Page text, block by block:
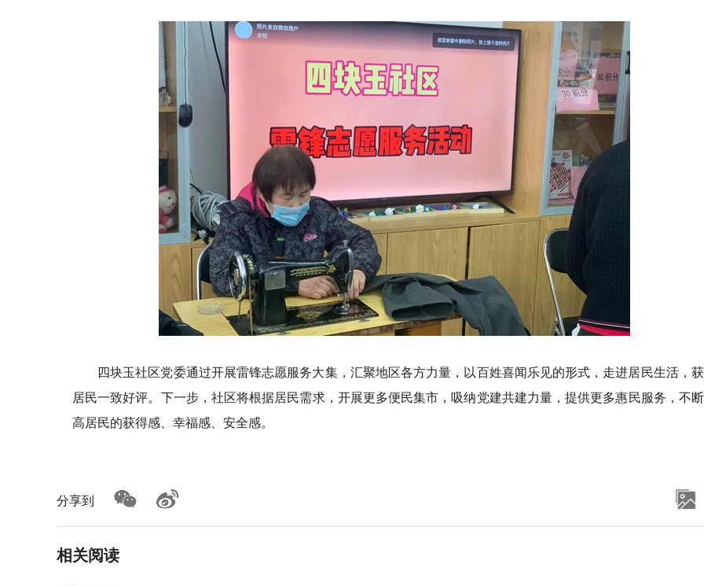
四块玉社区党委通过开展雷锋志愿服务大集，汇聚地区各方力量，以百姓喜闻乐见的形式，走进居民生活，
居民一致好评。下一步，社区将根据居民需求，开展更多便民集市，吸纳党建共建力量，提供更多惠民服务，不
高居民的获得感、幸福感、安全感。
分享到
相关阅读